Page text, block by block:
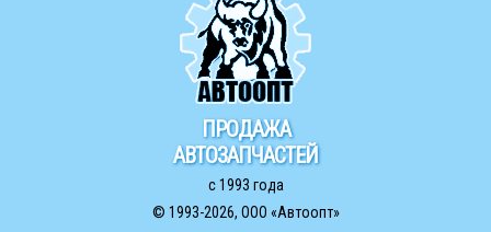
ПРОДАЖА
АВТОЗАПЧАСТЕЙ
с 1993 года
© 1993-2026, ООО «Автоопт»